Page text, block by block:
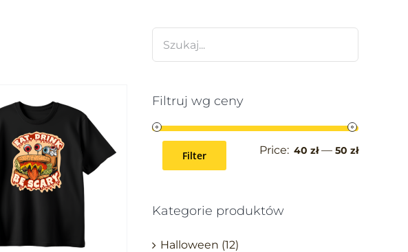
Filtruj wg ceny
Filter Price: 40 zł— 50 zł
Kategorie produktów
Halloween (12)